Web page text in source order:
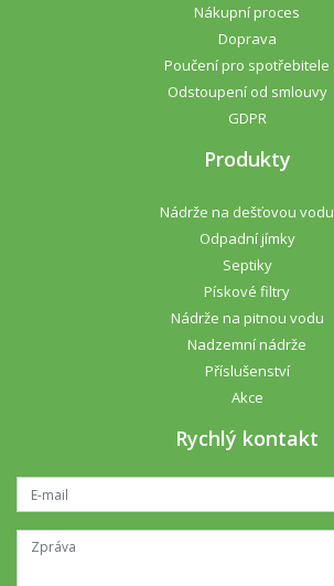
Nákupní proces
Doprava
Poučení pro spotřebitele
Odstoupení od smlouvy
GDPR
Produkty
Nádrže na dešťovou vodu
Odpadní jímky
Septiky
Pískové filtry
Nádrže na pitnou vodu
Nadzemní nádrže
Příslušenství
Akce
Rychlý kontakt